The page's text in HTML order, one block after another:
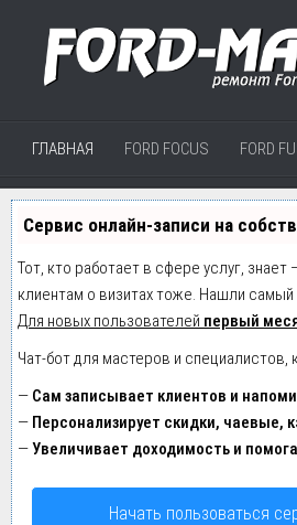
ГЛАВНАЯ FORD FOCUS FORD
Сервис онлайн-записи на
Тот, кто работает в сфере услуг,
клиентам о визитах тоже. Нашли
Для новых пользователей первый
Чат-бот для мастеров и
— Сам записывает клиентов и
— Персонализирует скидки, чаевые,
—Увеличивает доходимость и
Начать пользоваться